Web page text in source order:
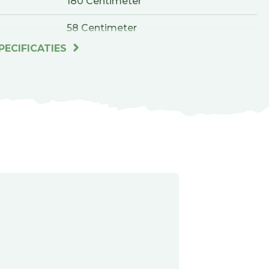
58 Centimeter